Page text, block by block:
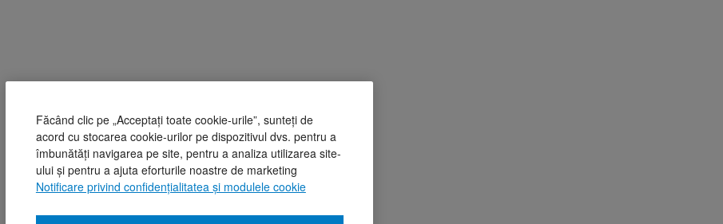
Făcând clic pe „Acceptați toate cookie-urile”, sunteți de
acord cu stocarea cookie-urilor pe dispozitivul dvs. pentru a
îmbunătăți navigarea pe site, pentru a analiza utilizarea site-
ului și pentru a ajuta eforturile noastre de marketing
Notificare privind confidențialitatea și modulele cookie